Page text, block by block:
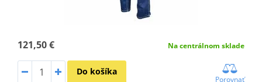
121,50 € Na centrálnom sklade
Do košíka
Porovnať